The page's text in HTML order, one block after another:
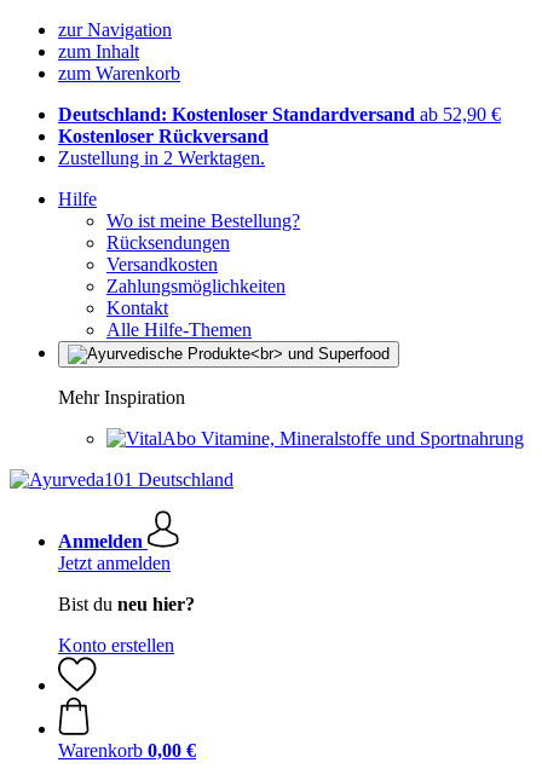
zur Navigation
zum Inhalt
zum Warenkorb
Deutschland: Kostenloser Standardversand ab 52,90 €
Kostenloser Rückversand
Zustellung in 2 Werktagen.
Hilfe
Wo ist meine Bestellung?
Rücksendungen
Versandkosten
Zahlungsmöglichkeiten
Kontakt
Alle Hilfe-Themen
Mehr Inspiration
Vitamine, Mineralstoffe und Sportnahrung
Anmelden
Jetzt anmelden
Bist du neu hier?
Konto erstellen
Warenkorb 0,00 €